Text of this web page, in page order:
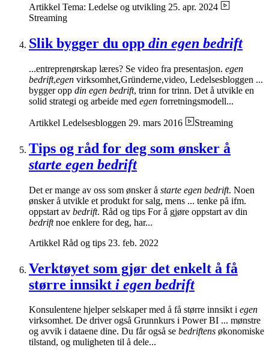
Artikkel Tema: Ledelse og utvikling 25. apr. 2024
Streaming
Slik bygger du opp din egen bedrift
...entreprenørskap læres? Se video fra presentasjon. egen
bedrift,egen virksomhet,Gründerne,video, Ledelsesbloggen ...
bygger opp din egen bedrift, trinn for trinn. Det å utvikle en
solid strategi og arbeide med egen forretningsmodell...
Artikkel Ledelsesbloggen 29. mars 2016 Streaming
Tips og råd for deg som ønsker å
starte egen bedrift
Det er mange av oss som ønsker å starte egen bedrift. Noen
ønsker å utvikle et produkt for salg, mens ... tenke på ifm.
oppstart av bedrift. Råd og tips For å gjøre oppstart av din
bedriftnoe enklere for deg, har...
Artikkel Råd og tips 23. feb. 2022
Verktøyet som gjør det enkelt å få
større innsikt i egen bedrift
Konsulentene hjelper selskaper med å få større innsikt i egen
virksomhet. De driver også Grunnkurs i Power BI ... mønstre
og avvik i dataene dine. Du får også se bedriftens økonomiske
tilstand, og muligheten til å dele...